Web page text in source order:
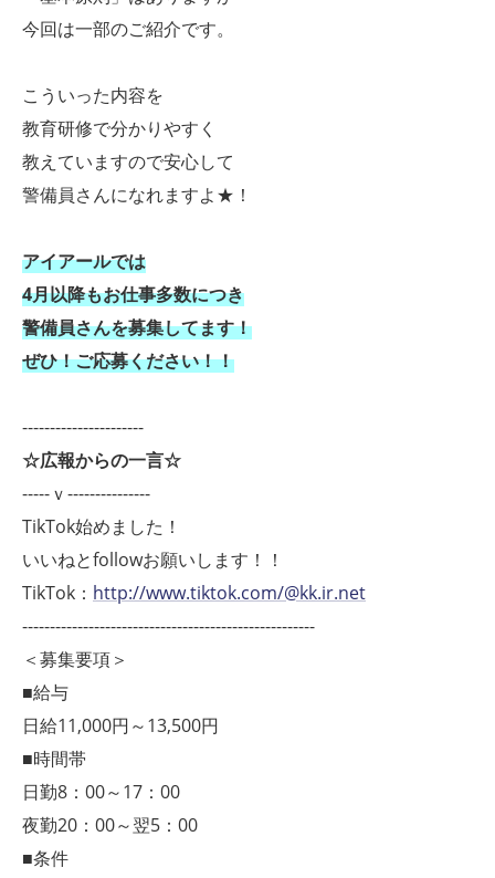
今回は一部のご紹介です。
こういった内容を
教育研修で分かりやすく
教えていますので安心して
警備員さんになれますよ★！
アイアールでは
4月以降もお仕事多数につき
警備員さんを募集してます！
ぜひ！ご応募ください！！
----------------------
☆広報からの一言☆
-----ｖ---------------
TikTok始めました！
いいねとfollowお願いします！！
TikTok： http://www.tiktok.com/@kk.ir.net
-----------------------------------------------------
＜募集要項＞
■給与
日給11,000円～13,500円
■時間帯
日勤8：00～17：00
夜勤20：00～翌5：00
■条件